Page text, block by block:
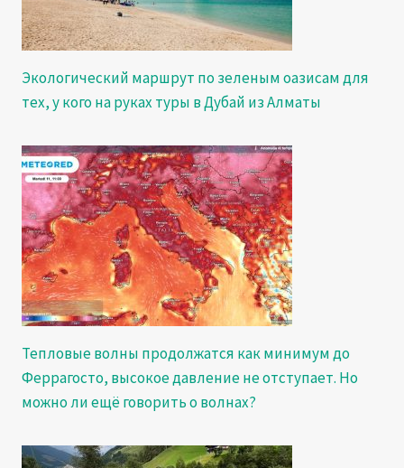
Экологический маршрут по зеленым оазисам для
тех, у кого на руках туры в Дубай из Алматы
Тепловые волны продолжатся как минимум до
Феррагосто, высокое давление не отступает. Но
можно ли ещё говорить о волнах?